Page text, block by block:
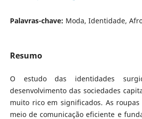
Palavras-chave: Moda, Identidade,
Resumo
O estudo das identidades
desenvolvimento das sociedades
muito rico em significados. As
meio de comunicação eficiente e